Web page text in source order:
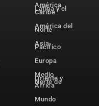
América
Latina y el
Caribe
América del
Norte
Asia-
Pacífico
Europa
Medio
Oriente y
Norte de
África
Mundo